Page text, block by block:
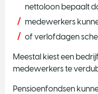
nettoloon bepaalt
medewerkers
of verlofdagen
Meestal kiest een
medewerkers te
Pensioenfondsen